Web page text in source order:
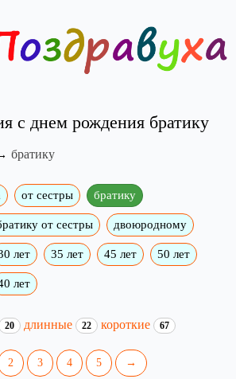
с днем рождения братику
братику
от сестры братику
от сестры двоюродному
лет 35 лет 45 лет 50 лет
лет
20 длинные 22 короткие 67
2 3 4 5 →